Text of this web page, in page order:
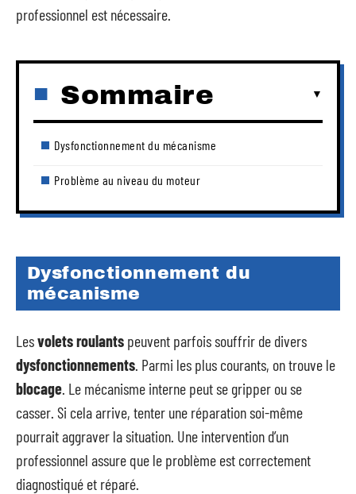
professionnel est nécessaire.
Sommaire
Dysfonctionnement du mécanisme
Problème au niveau du moteur
Dysfonctionnement du
mécanisme
Lesvolets roulants peuvent parfois souffrir de divers
dysfonctionnements . Parmi les plus courants, on trouve le
blocage . Le mécanisme interne peut se gripper ou se
casser. Si cela arrive, tenter une réparation soi-même
pourrait aggraver la situation. Une intervention d’un
professionnel assure que le problème est correctement
diagnostiqué et réparé.